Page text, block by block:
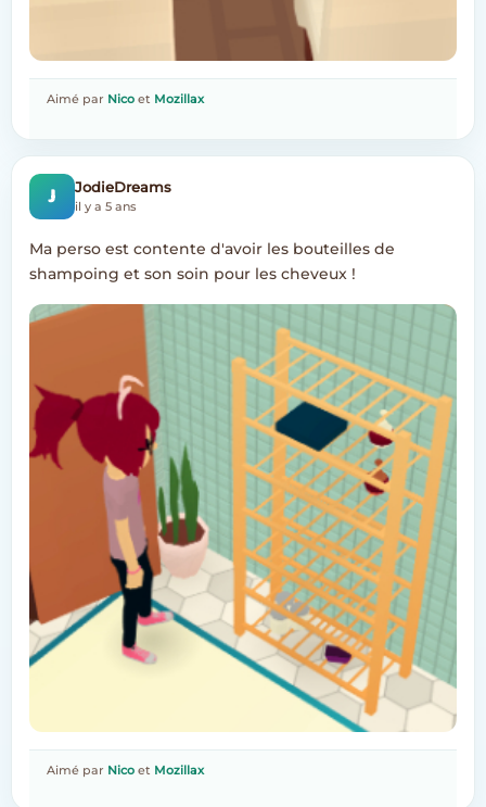
Aimé par Nico et Mozillax
J JodieDreams
il y a 5 ans
Ma perso est contente d'avoir les bouteilles de
shampoing et son soin pour les cheveux !
Aimé par Nico et Mozillax